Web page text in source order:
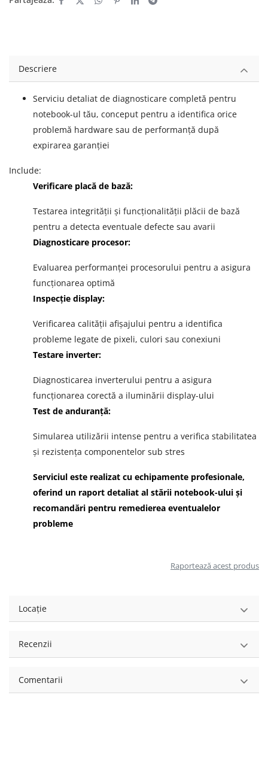
Descriere
Serviciu detaliat de diagnosticare completă pentru
notebook-ul tău, conceput pentru a identifica orice
problemă hardware sau de performanță după
expirarea garanției
Include:
Verificare placă de bază:
Testarea integrității și funcționalității plăcii de bază
pentru a detecta eventuale defecte sau avarii
Diagnosticare procesor:
Evaluarea performanței procesorului pentru a asigura
funcționarea optimă
Inspecție display:
Verificarea calității afișajului pentru a identifica
probleme legate de pixeli, culori sau conexiuni
Testare inverter:
Diagnosticarea inverterului pentru a asigura
funcționarea corectă a iluminării display-ului
Test de anduranță:
Simularea utilizării intense pentru a verifica stabilitatea
și rezistența componentelor sub stres
Serviciul este realizat cu echipamente profesionale,
oferind un raport detaliat al stării notebook-ului și
recomandări pentru remedierea eventualelor
probleme
Raportează acest produs
Locație
Recenzii
Comentarii